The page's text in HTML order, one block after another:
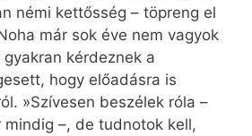
némi kettősség – töpreng el
már sok éve nem vagyok
kérdeznek a
hogy előadásra is
»Szívesen beszélek róla –
mindig –, de tudnotok kell,